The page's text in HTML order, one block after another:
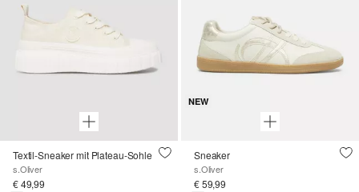
Textil-Sneaker mit Plateau-Sohle
s.Oliver
€ 49,99
NEW
Sneaker
s.Oliver
€ 59,99